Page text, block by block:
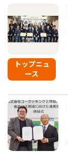
トップニュ
ース